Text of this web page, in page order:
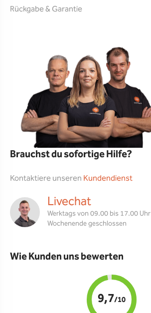
Rückgabe & Garantie
Brauchst du sofortige Hilfe?
Kontaktiere unseren Kundendienst
Livechat
Werktags von 09.00 bis 17.00 Uhr
Wochenende geschlossen
Wie Kunden uns bewerten
9,7/10